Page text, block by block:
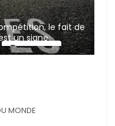
le fait de
un signe
de sanctions
Pinterest
MONDE